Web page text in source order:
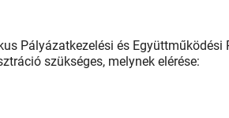
Pályázatkezelési és Együttműködési
szükséges, melynek elérése: